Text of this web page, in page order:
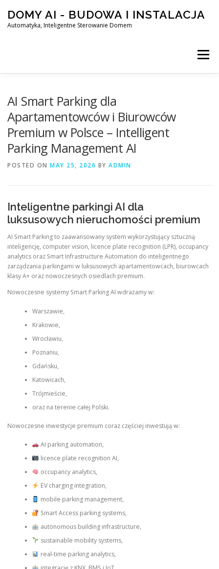
content
DOMY AI - BUDOWA I INSTALACJA
Automatyka, Inteligentne Sterowanie Domem
Menu
SMART DOM AI – AUTOMATYKA, INTELIGENTNE
BLOG KONTAKT
AI Smart Parking dla
Apartamentowców i Biurowców
Premium w Polsce – Intelligent
Parking Management AI
POSTED ON MAY 25, 2026 BY ADMIN
Inteligentne parkingi AI dla
luksusowych nieruchomości premium
AI Smart Parking to zaawansowany system wykorzystujący sztuczną
inteligencję, computer vision, licence plate recognition (LPR), occupancy
analytics oraz Smart Infrastructure Automation do inteligentnego
zarządzania parkingami w luksusowych apartamentowcach, biurowcach
klasy A+ oraz nowoczesnych osiedlach premium.
Nowoczesne systemy Smart Parking AI wdrażamy w:
Warszawie,
Krakowie,
Wrocławiu,
Poznaniu,
Gdańsku,
Katowicach,
Trójmieście,
oraz na terenie całej Polski.
Nowoczesne inwestycje premium coraz częściej inwestują w:
AI parking automation,
licence plate recognition AI,
occupancy analytics,
EV charging integration,
mobile parking management,
Smart Access parking systems,
autonomous building infrastructure,
sustainable mobility systems,
real-time parking analytics,